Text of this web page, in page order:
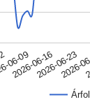
06-09
2026-06-162026-06-23
2026-